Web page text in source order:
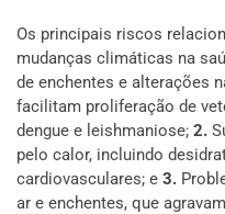
Os principais riscos
mudanças climáticas na
de enchentes e alterações
facilitam proliferação de
dengue e leishmaniose; 2.
pelo calor, incluindo
cardiovasculares; e 3.
ar e enchentes, que